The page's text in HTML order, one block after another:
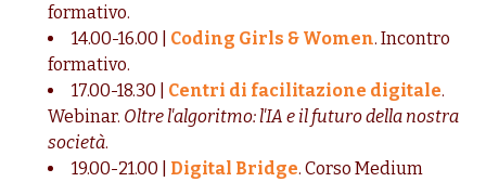
formativo.
14.00-16.00 | Coding Girls & Women. Incontro
formativo.
17.00-18.30 | Centri di facilitazione digitale.
Webinar. Oltre l'algoritmo: l'IA e il futuro della nostra
società.
19.00-21.00 | Digital Bridge. Corso Medium